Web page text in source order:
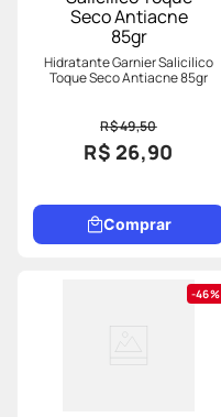
Hidratante Garnier Salicilico
Toque Seco Antiacne 85gr
R$ 49,50
R$ 26,90
Comprar
46%